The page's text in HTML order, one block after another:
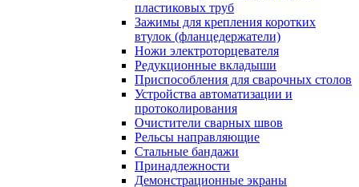
пластиковых труб
Зажимы для крепления коротких
втулок (фланцедержатели)
Ножи электроторцевателя
Редукционные вкладыши
Приспособления для сварочных столов
Устройства автоматизации и
протоколирования
Очистители сварных швов
Рельсы направляющие
Стальные бандажи
Принадлежности
Демонстрационные экраны